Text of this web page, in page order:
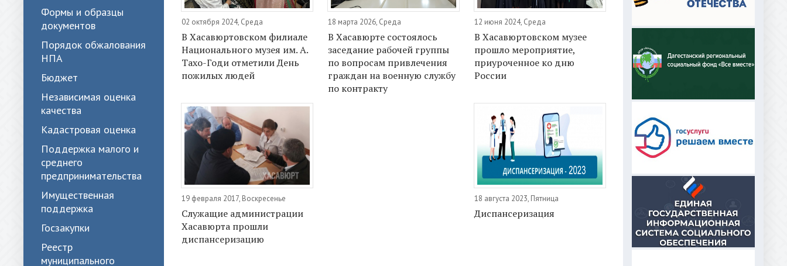
Формы и образцы
документов
Порядок обжалования
НПА
Бюджет
Независимая оценка
качества
Кадастровая оценка
Поддержка малого и
среднего
предпринимательства
Имущественная
поддержка
Госзакупки
Реестр
муниципального
02 октября 2024, Среда
В Хасавюртовском филиале
Национального музея им. А.
Тахо-Годи отметили День
пожилых людей
18 марта 2026, Среда
В Хасавюрте состоялось
заседание рабочей группы
по вопросам привлечения
граждан на военную службу
по контракту
12 июня 2024, Среда
В Хасавюртовском музее
прошло мероприятие,
приуроченное ко дню
России
19 февраля 2017, Воскресенье
Служащие администрации
Хасавюрта прошли
диспансеризацию
18 августа 2023, Пятница
Диспансеризация